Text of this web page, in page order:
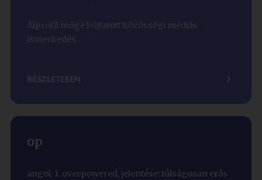
Álprofil mögé bújtatott közösségi médiás
ismerkedés.
RÉSZLETESEN
op
angol: 1. overpowered, jelentése: túlságosan erős